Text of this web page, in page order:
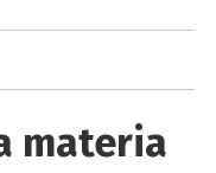
materia